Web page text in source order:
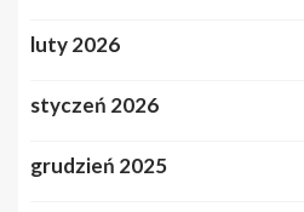
luty 2026
styczeń 2026
grudzień 2025